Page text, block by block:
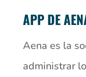
APP DE
Aena es la
administrar